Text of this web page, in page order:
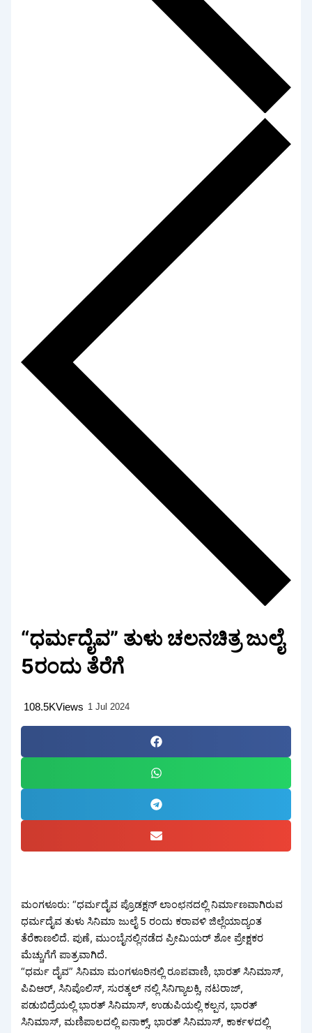
“ಧರ್ಮದೈವ” ತುಳು ಚಲನಚಿತ್ರ ಜುಲೈ
5ರಂದು ತೆರೆಗೆ
108.5KViews 1 Jul 2024
ಮಂಗಳೂರು: “ಧರ್ಮದೈವ ಪ್ರೊಡಕ್ಷನ್ ಲಾಂಛನದಲ್ಲಿ ನಿರ್ಮಾಣವಾಗಿರುವ
ಧರ್ಮದೈವ ತುಳು ಸಿನಿಮಾ ಜುಲೈ 5 ರಂದು ಕರಾವಳಿ ಜಿಲ್ಲೆಯಾದ್ಯಂತ
ತೆರೆಕಾಣಲಿದೆ. ಪುಣೆ, ಮುಂಬೈನಲ್ಲಿನಡೆದ ಪ್ರೀಮಿಯರ್ ಶೋ ಪ್ರೇಕ್ಷಕರ
ಮೆಚ್ಚುಗೆಗೆ ಪಾತ್ರವಾಗಿದೆ.
“ಧರ್ಮ ದೈವ” ಸಿನಿಮಾ ಮಂಗಳೂರಿನಲ್ಲಿ ರೂಪವಾಣಿ, ಭಾರತ್ ಸಿನಿಮಾಸ್,
ಪಿವಿಆರ್, ಸಿನಿಪೊಲಿಸ್, ಸುರತ್ಕಲ್ ನಲ್ಲಿ ಸಿನಿಗ್ಯಾಲಕ್ಸಿ, ನಟರಾಜ್,
ಪಡುಬಿದ್ರೆಯಲ್ಲಿ ಭಾರತ್ ಸಿನಿಮಾಸ್, ಉಡುಪಿಯಲ್ಲಿ ಕಲ್ಪನ, ಭಾರತ್
ಸಿನಿಮಾಸ್, ಮಣಿಪಾಲದಲ್ಲಿ ಐನಾಕ್ಸ್, ಭಾರತ್ ಸಿನಿಮಾಸ್, ಕಾರ್ಕಳದಲ್ಲಿ